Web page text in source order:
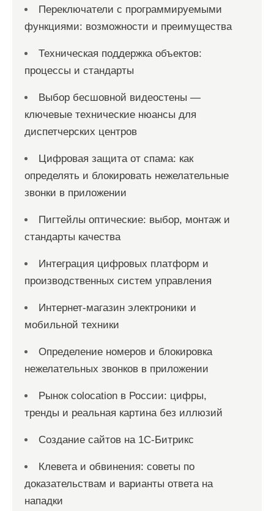
Переключатели с программируемыми
функциями: возможности и преимущества
Техническая поддержка объектов:
процессы и стандарты
Выбор бесшовной видеостены —
ключевые технические нюансы для
диспетчерских центров
Цифровая защита от спама: как
определять и блокировать нежелательные
звонки в приложении
Пигтейлы оптические: выбор, монтаж и
стандарты качества
Интеграция цифровых платформ и
производственных систем управления
Интернет-магазин электроники и
мобильной техники
Определение номеров и блокировка
нежелательных звонков в приложении
Рынок colocation в России: цифры,
тренды и реальная картина без иллюзий
Создание сайтов на 1С-Битрикс
Клевета и обвинения: советы по
доказательствам и варианты ответа на
нападки